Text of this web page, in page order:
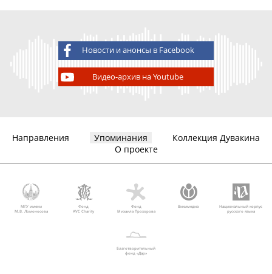
Новости и анонсы в Facebook
Видео-архив на Youtube
Направления Упоминания
Коллекция Дувакина
О проекте
МГУ имени
М.В. Ломоносова
Фонд
AVC Charity
Фонд
Михаила Прохорова
Викимедиа
Национальный корпус
русского языка
Благотворительный
фонд «Дар»